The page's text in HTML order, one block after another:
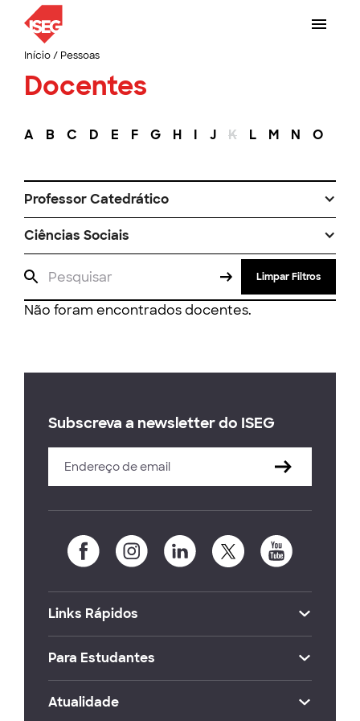
Início/ Pessoas
Docentes
A B C D E F G H I J K L M N O
Professor Catedrático
Ciências Sociais
Limpar Filtros
Não foram encontrados docentes.
Subscreva a newsletter do ISEG
Links Rápidos
Para Estudantes
Atualidade